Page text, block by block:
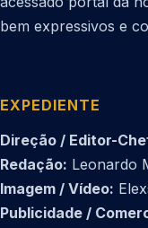
bem expressivos e
EXPEDIENTE
Direção / Editor-
Redação: Leonardo
Imagem / Vídeo:
Publicidade /